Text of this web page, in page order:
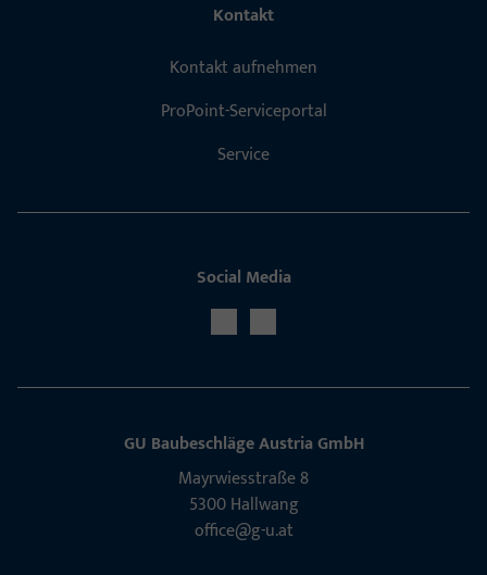
Kontakt
Kontakt aufnehmen
ProPoint-Serviceportal
Service
Social Media
GU Baubeschläge Aus­tria GmbH
Mayrwies­straße 8
5300 Hall­wang
office@g-u.at